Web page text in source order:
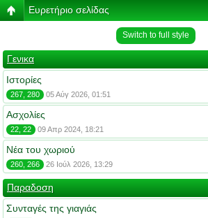
Ευρετήριο σελίδας
Switch to full style
Γενικα
Ιστορίες
267, 280 05 Αύγ 2026, 01:51
Ασχολίες
22, 22 09 Απρ 2024, 18:21
Νέα του χωριού
260, 266 26 Ιούλ 2026, 13:29
Παραδοση
Συνταγές της γιαγιάς